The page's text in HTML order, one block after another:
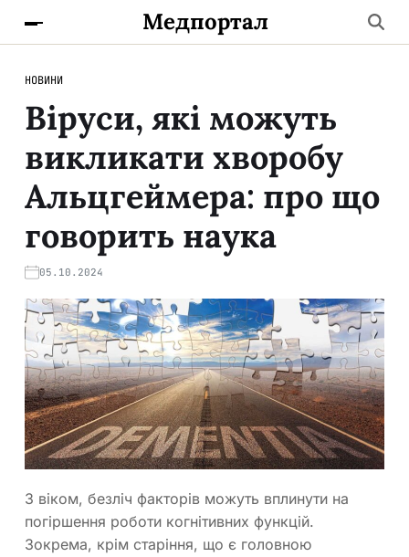
Медпортал
НОВИНИ
Віруси, які можуть
викликати хворобу
Альцгеймера: про що
говорить наука
05.10.2024
З віком, безліч факторів можуть вплинути на
погіршення роботи когнітивних функцій.
Зокрема, крім старіння, що є головною